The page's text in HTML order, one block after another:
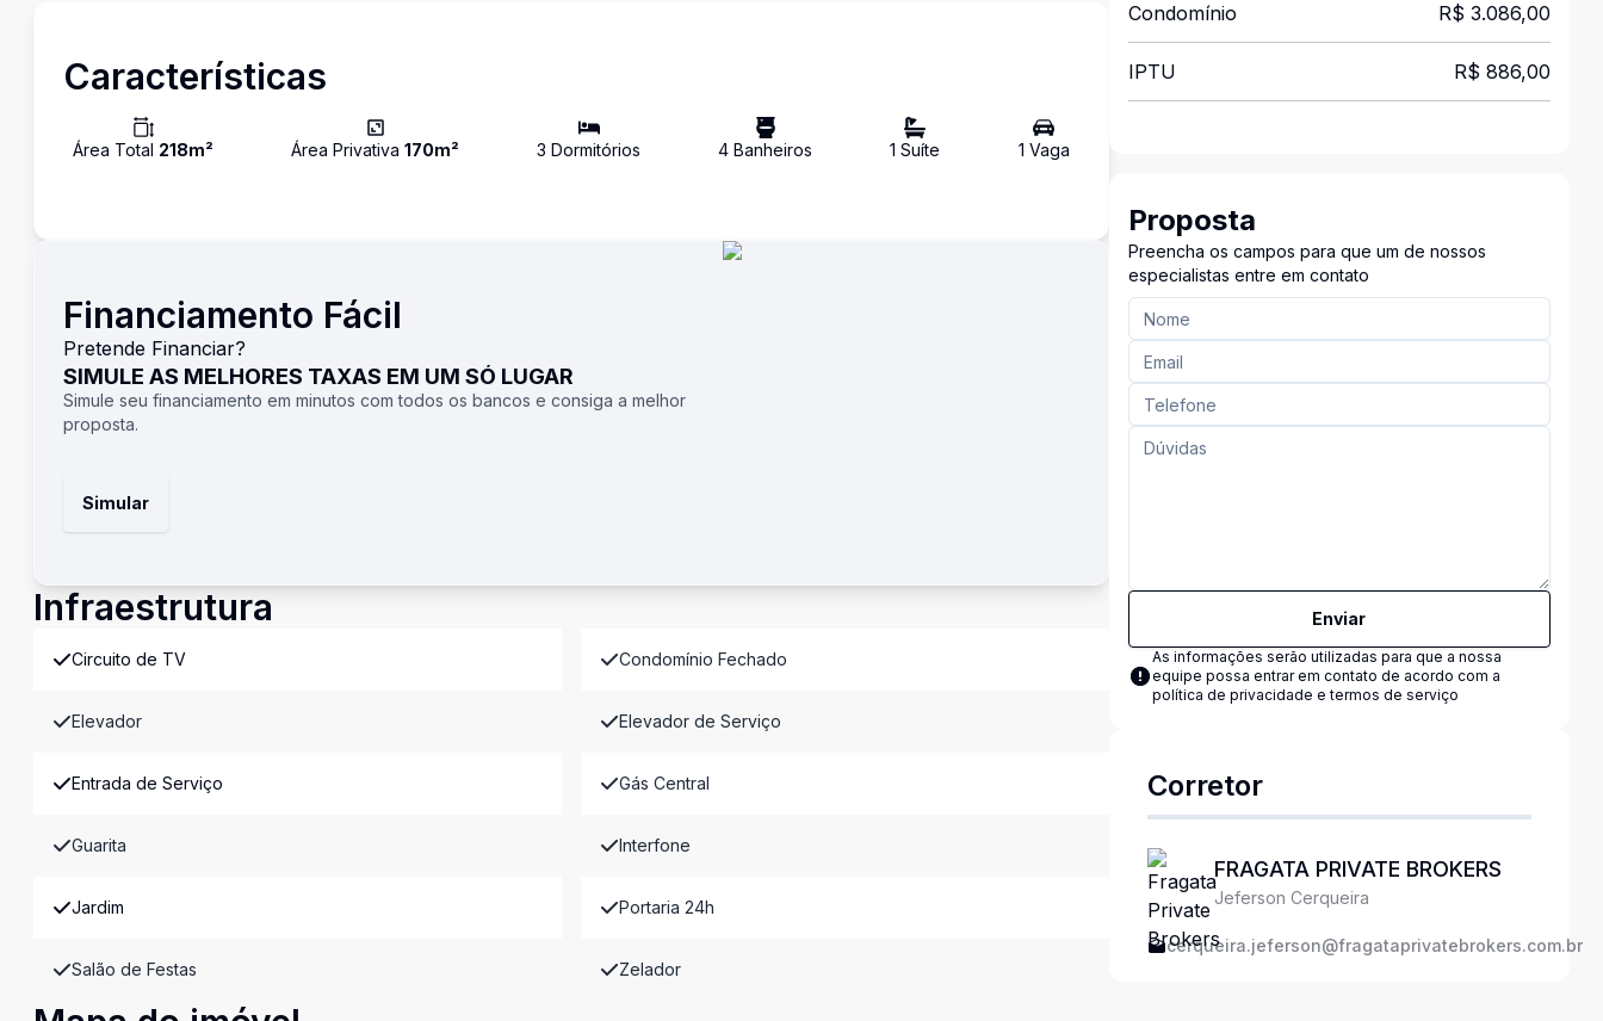
Características
Área Total 218m² Área Privativa170m² 3 Dormitórios 4 Banheiros 1 Suíte 1 Vaga
Financiamento Fácil
Pretende Financiar?
SIMULE AS MELHORES TAXAS EM UM SÓ LUGAR
Simule seu financiamento em minutos com todos os bancos e consiga a melhor
proposta.
Simular
Infraestrutura
Circuito de TV Condomínio Fechado
Elevador Elevador de Serviço
Entrada de Serviço Gás Central
Guarita Interfone
Jardim Portaria 24h
Salão de Festas Zelador
Condomínio R$ 3.086,00
IPTU R$ 886,00
Proposta
Preencha os campos para que um de nossos
especialistas entre em contato
Enviar
As informações serão utilizadas para que a nossa
equipe possa entrar em contato de acordo com a
política de privacidade e termos de serviço
Corretor
FRAGATA PRIVATE BROKERS
Jeferson Cerqueira
cerqueira.jeferson@fragataprivatebrokers.com.br